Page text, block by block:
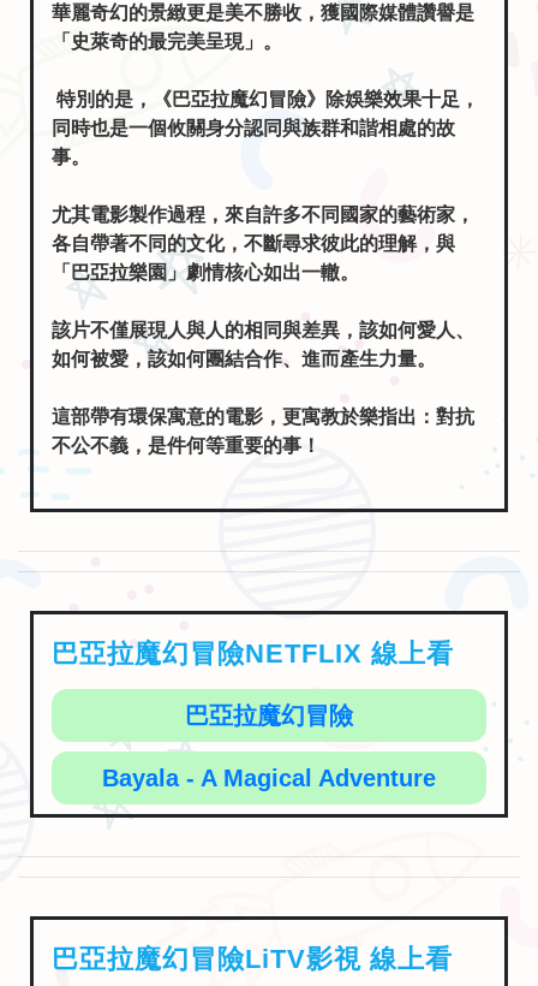
華麗奇幻的景緻更是美不勝收，獲國際媒體讚譽是
「史萊奇的最完美呈現」。
特別的是，《巴亞拉魔幻冒險》除娛樂效果十足，
同時也是一個攸關身分認同與族群和諧相處的故
事。
尤其電影製作過程，來自許多不同國家的藝術家，
各自帶著不同的文化，不斷尋求彼此的理解，與
「巴亞拉樂園」劇情核心如出一轍。
該片不僅展現人與人的相同與差異，該如何愛人、
如何被愛，該如何團結合作、進而產生力量。
這部帶有環保寓意的電影，更寓教於樂指出：對抗
不公不義，是件何等重要的事！
巴亞拉魔幻冒險NETFLIX 線上看
巴亞拉魔幻冒險
Bayala - A Magical Adventure
巴亞拉魔幻冒險LiTV影視 線上看